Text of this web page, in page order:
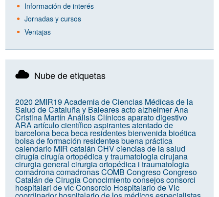
Información de interés
Jornadas y cursos
Ventajas
Nube de etiquetas
2020 2MIR19 Academia de Ciencias Médicas de la
Salud de Cataluña y BalearesactoalzheimerAna
Cristina Martín Análisis Clínicosaparato digestivo
ARAartículo científicoaspirantesatentado de
barcelonabecabeca residentesbienvenidabioética
bolsa de formación residentesbuena práctica
calendario MIR catalán CHVciencias de la salud
cirugíacirugía ortopédica y traumatologiacirujana
cirurgia general cirurgia ortopédica i traumatologia
comadronacomadronasCOMB CongresoCongreso
Catalán de CirugíaConocimientoconsejosconsorci
hospitalari de vicConsorcio Hospitalario de Vic